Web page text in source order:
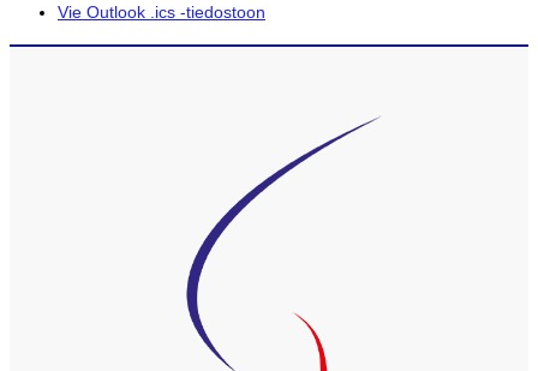
Vie Outlook .ics -tiedostoon